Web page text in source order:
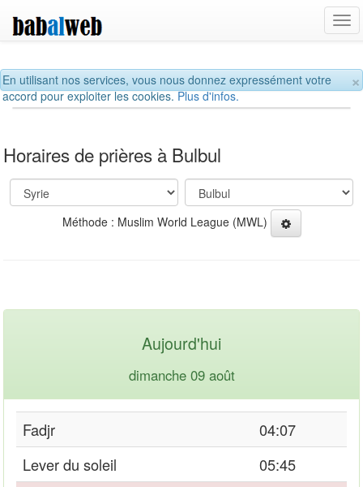
×
En utilisant nos services, vous nous donnez expressément votre
accord pour exploiter les cookies.Plus d'infos.
Horaires de prières à Bulbul
Méthode : Muslim World League (MWL)
Aujourd'hui
dimanche 09 août
Fadjr
04:07
Lever du soleil
05:45